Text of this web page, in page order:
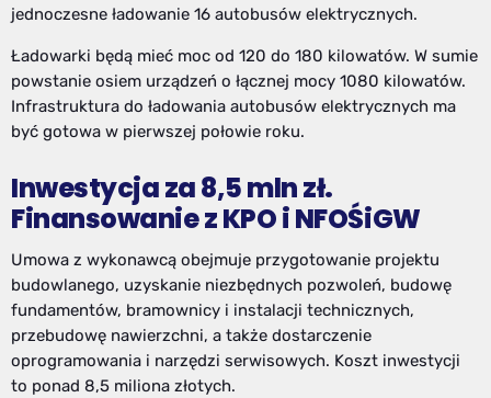
jednoczesne ładowanie 16 autobusów elektrycznych.
Ładowarki będą mieć moc od 120 do 180 kilowatów. W sumie
powstanie osiem urządzeń o łącznej mocy 1080 kilowatów.
Infrastruktura do ładowania autobusów elektrycznych ma
być gotowa w pierwszej połowie roku.
Inwestycja za 8,5 mln zł.
Finansowanie z KPO i NFOŚiGW
Umowa z wykonawcą obejmuje przygotowanie projektu
budowlanego, uzyskanie niezbędnych pozwoleń, budowę
fundamentów, bramownicy i instalacji technicznych,
przebudowę nawierzchni, a także dostarczenie
oprogramowania i narzędzi serwisowych. Koszt inwestycji
to ponad 8,5 miliona złotych.